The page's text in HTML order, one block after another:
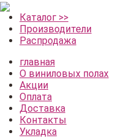
Каталог >>
Производители
Распродажа
главная
О виниловых полах
Акции
Оплата
Доставка
Контакты
Укладка